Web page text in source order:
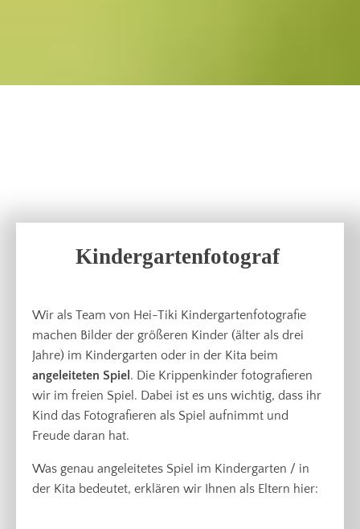
Kindergartenfotograf
Wir als Team von Hei-Tiki Kindergartenfotografie
machen Bilder der größeren Kinder (älter als drei
Jahre) im Kindergarten oder in der Kita beim
angeleiteten Spiel . Die Krippenkinder fotografieren
wir im freien Spiel. Dabei ist es uns wichtig, dass ihr
Kind das Fotografieren als Spiel aufnimmt und
Freude daran hat.
Was genau angeleitetes Spiel im Kindergarten / in
der Kita bedeutet, erklären wir Ihnen als Eltern hier: